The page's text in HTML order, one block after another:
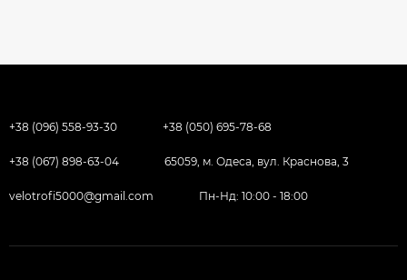
+38 (096) 558-93-30 +38 (050) 695-78-68
+38 (067) 898-63-04 65059, м. Одеса, вул. Краснова, 3
velotrofi5000@gmail.com Пн-Нд: 10:00 - 18:00